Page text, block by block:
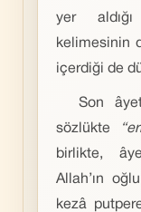
yer
kelimesinin
içerdiği de
Son
sözlükte
birlikte,
Allah’ın
kezâ